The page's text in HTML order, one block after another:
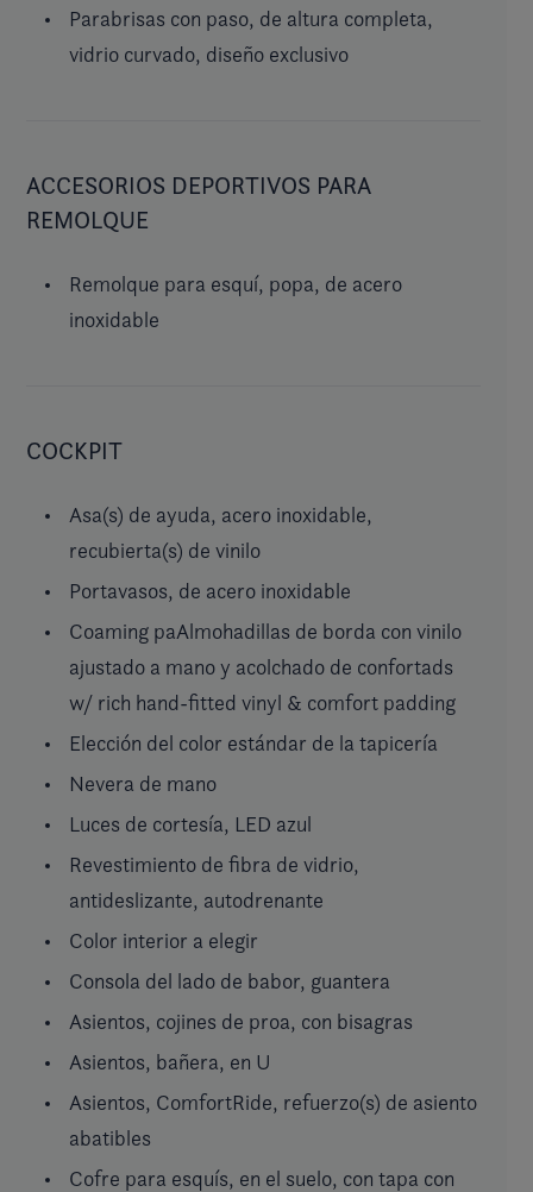
Parabrisas con paso, de altura completa,
vidrio curvado, diseño exclusivo
ACCESORIOS DEPORTIVOS PARA
REMOLQUE
Remolque para esquí, popa, de acero
inoxidable
COCKPIT
Asa(s) de ayuda, acero inoxidable,
recubierta(s) de vinilo
Portavasos, de acero inoxidable
Coaming paAlmohadillas de borda con vinilo
ajustado a mano y acolchado de confortads
w/ rich hand-fitted vinyl & comfort padding
Elección del color estándar de la tapicería
Nevera de mano
Luces de cortesía, LED azul
Revestimiento de fibra de vidrio,
antideslizante, autodrenante
Color interior a elegir
Consola del lado de babor, guantera
Asientos, cojines de proa, con bisagras
Asientos, bañera, en U
Asientos, ComfortRide, refuerzo(s) de asiento
abatibles
Cofre para esquís, en el suelo, con tapa con